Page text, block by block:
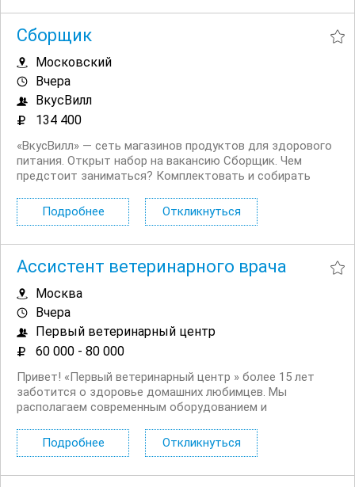
Сборщик
Московский
Вчера
ВкусВилл
134 400
«ВкусВилл» — сеть магазинов продуктов для здорового
питания. Открыт набор на вакансию Сборщик. Чем
предстоит заниматься? Комплектовать и собирать
вид продуктов. Проводить инвентаризацию товаров.
Общаться с...
Подробнее Откликнуться
Ассистент ветеринарного врача
Москва
Вчера
Первый ветеринарный центр
60 000 - 80 000
Привет! «Первый ветеринарный центр » более 15 лет
заботится о здоровье домашних любимцев. Мы
располагаем современным оборудованием и
улучшать качество жизни наших четвероногих
пациентов. В наших многопрофильных ветеринарных
Подробнее Откликнуться